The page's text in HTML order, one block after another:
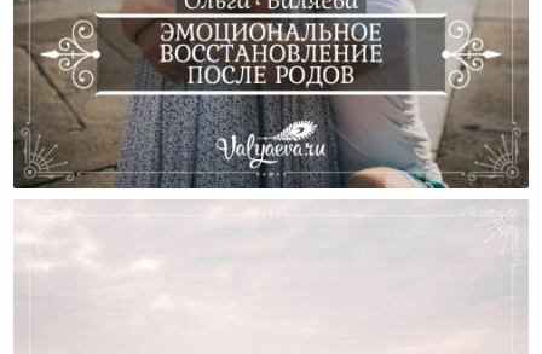
Эмоциональное Восстановление После Родов